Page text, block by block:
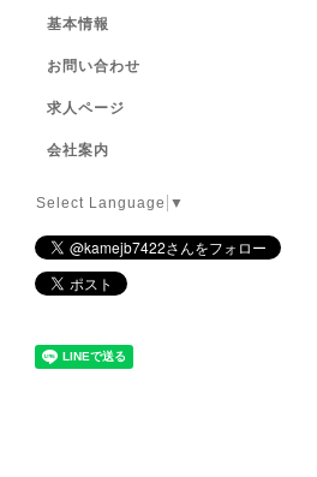
基本情報
お問い合わせ
求人ページ
会社案内
Select Language ▼